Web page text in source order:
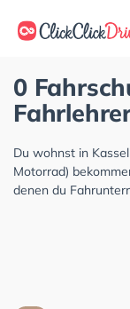
0
Du wohnst in
Motorrad)
denen du